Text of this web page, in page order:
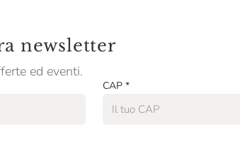
newsletter
ed eventi.
CAP *